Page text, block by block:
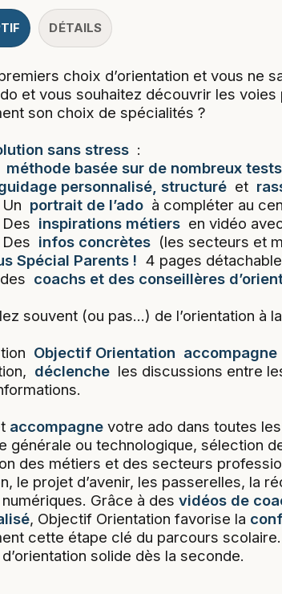
DÉTAILS
choix d’orientation et vous ne
et vous souhaitez découvrir les
son choix de spécialités ?
sans stress:
méthode basée sur de nombreux
personnalisé, structuréet
Un portrait de l’adoà compléter au
Des inspirations métiers en vidéo
Des infos concrètes(les secteurs et
Spécial Parents ! 4 pages
coachs et des conseillères
souvent (ou pas...) de l’orientation à
Objectif Orientation accompagne
déclencheles discussions entre
accompagne votre ado dans toutes
générale ou technologique, sélection
des métiers et des secteurs
le projet d’avenir, les passerelles, la
Grâce à des vidéos de
, Objectif Orientation favorise la
cette étape clé du parcours
solide dès la seconde.